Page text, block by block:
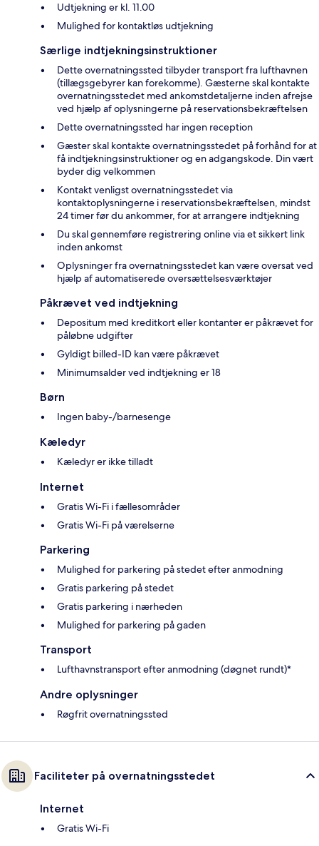
Udtjekning er kl. 11.00
Mulighed for kontaktløs udtjekning
Særlige indtjekningsinstruktioner
Dette overnatningssted tilbyder transport fra lufthavnen
(tillægsgebyrer kan forekomme). Gæsterne skal kontakte
overnatningsstedet med ankomstdetaljerne inden afrejse
ved hjælp af oplysningerne på reservationsbekræftelsen
Dette overnatningssted har ingen reception
Gæster skal kontakte overnatningsstedet på forhånd for at
få indtjekningsinstruktioner og en adgangskode. Din vært
byder dig velkommen
Kontakt venligst overnatningsstedet via
kontaktoplysningerne i reservationsbekræftelsen, mindst
24 timer før du ankommer, for at arrangere indtjekning
Du skal gennemføre registrering online via et sikkert link
inden ankomst
Oplysninger fra overnatningsstedet kan være oversat ved
hjælp af automatiserede oversættelsesværktøjer
Påkrævet ved indtjekning
Depositum med kreditkort eller kontanter er påkrævet for
påløbne udgifter
Gyldigt billed-ID kan være påkrævet
Minimumsalder ved indtjekning er 18
Børn
Ingen baby-/barnesenge
Kæledyr
Kæledyr er ikke tilladt
Internet
Gratis Wi-Fi i fællesområder
Gratis Wi-Fi på værelserne
Parkering
Mulighed for parkering på stedet efter anmodning
Gratis parkering på stedet
Gratis parkering i nærheden
Mulighed for parkering på gaden
Transport
Lufthavnstransport efter anmodning (døgnet rundt)*
Andre oplysninger
Røgfrit overnatningssted
Faciliteter på overnatningsstedet
Internet
Gratis Wi-Fi